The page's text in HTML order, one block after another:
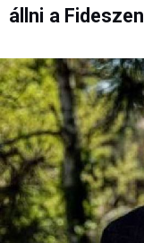
állni a Fideszen